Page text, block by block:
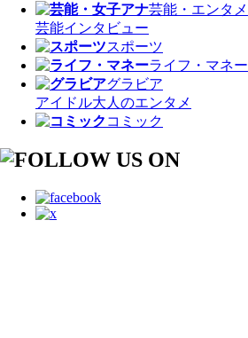
芸能・エンタメ
芸能インタビュー
スポーツ
ライフ・マネー
グラビア
アイドル大人のエンタメ
コミック